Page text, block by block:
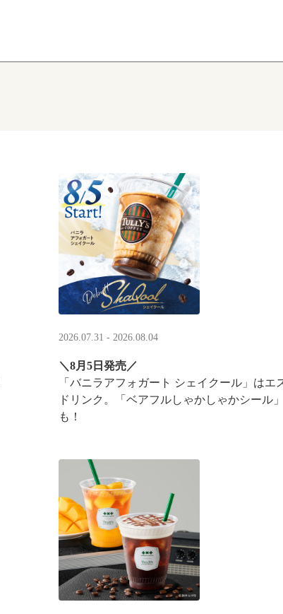
2026.07.31 - 2026.08.04
＼8月5日発売／
「バニラアフォガート シェイクール」は
ドリンク。「ベアフルしゃかしゃかシール
も！